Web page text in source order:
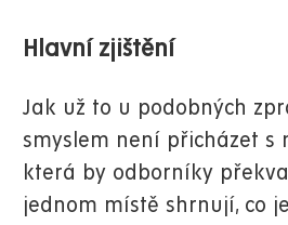
Hlavní zjištění
Jak už to u podobných
smyslem není přicházet s
která by odborníky
jednom místě shrnují, co